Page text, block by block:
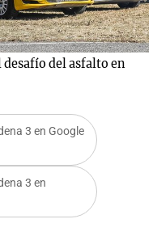
desafío del asfalto en
3 en Google
3 en